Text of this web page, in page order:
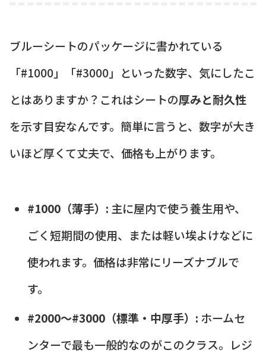
ブルーシートのパッケージに書かれている
「#1000」「#3000」といった数字、気にしたこ
とはありますか？これはシートの厚みと耐久性
を示す目安なんです。簡単に言うと、数字が大き
いほど厚くて丈夫で、価格も上がります。
#1000（薄手）: 主に屋内で使う養生用や、
ごく短期間の使用、または軽い埃よけなどに
使われます。価格は非常にリーズナブルで
す。
#2000〜#3000（標準・中厚手）: ホームセ
ンターで最も一般的なのがこのクラス。レジ